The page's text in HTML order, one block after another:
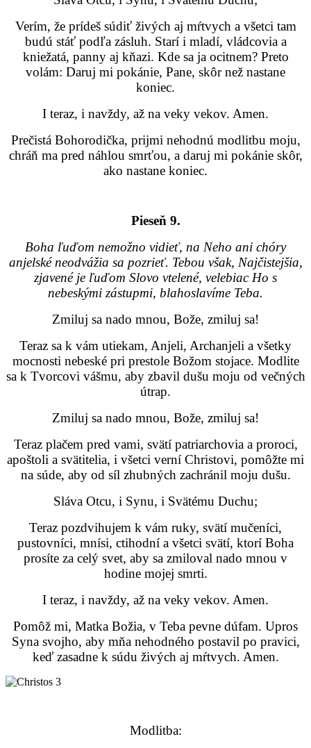
Verím, že prídeš súdiť živých aj mŕtvych a všetci tam
budú stáť podľa zásluh. Starí i mladí, vládcovia a
kniežatá, panny aj kňazi. Kde sa ja ocitnem? Preto
volám: Daruj mi pokánie, Pane, skôr než nastane
koniec.
I teraz, i navždy, až na veky vekov. Amen.
Prečistá Bohorodička, prijmi nehodnú modlitbu moju,
chráň ma pred náhlou smrťou, a daruj mi pokánie skôr,
ako nastane koniec.
Pieseň 9.
Boha ľuďom nemožno vidieť, na Neho ani chóry
anjelské neodvážia sa pozrieť. Tebou však, Najčistejšia,
zjavené je ľuďom Slovo vtelené, velebiac Ho s
nebeskými zástupmi, blahoslavíme Teba.
Zmiluj sa nado mnou, Bože, zmiluj sa!
Teraz sa k vám utiekam, Anjeli, Archanjeli a všetky
mocnosti nebeské pri prestole Božom stojace. Modlite
sa k Tvorcovi vášmu, aby zbavil dušu moju od večných
útrap.
Zmiluj sa nado mnou, Bože, zmiluj sa!
Teraz plačem pred vami, svätí patriarchovia a proroci,
apoštoli a svätitelia, i všetci verní Christovi, pomôžte mi
na súde, aby od síl zhubných zachránil moju dušu.
Sláva Otcu, i Synu, i Svätému Duchu;
Teraz pozdvihujem k vám ruky, svätí mučeníci,
pustovníci, mnísi, ctihodní a všetci svätí, ktorí Boha
prosíte za celý svet, aby sa zmiloval nado mnou v
hodine mojej smrti.
I teraz, i navždy, až na veky vekov. Amen.
Pomôž mi, Matka Božia, v Teba pevne dúfam. Upros
Syna svojho, aby mňa nehodného postavil po pravici,
keď zasadne k súdu živých aj mŕtvych. Amen.
Modlitba: